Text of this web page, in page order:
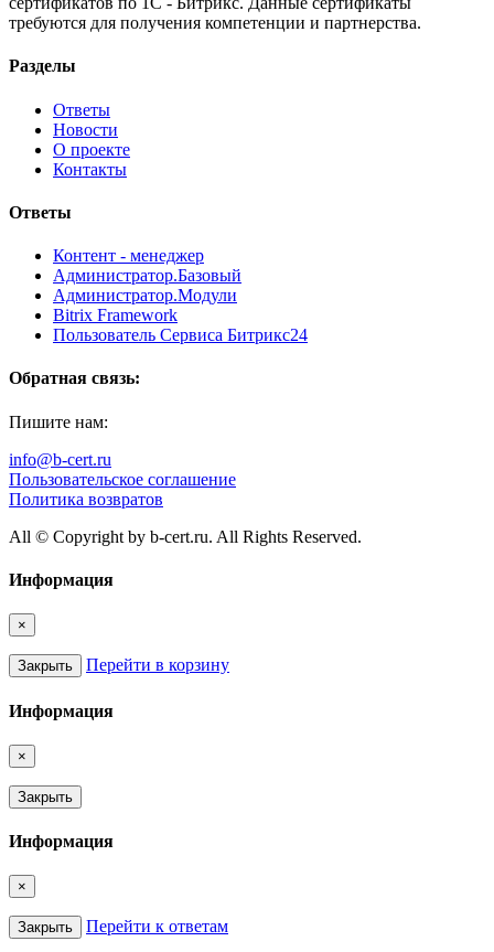
требуются для получения компетенции и партнерства.
Разделы
Ответы
Новости
О проекте
Контакты
Ответы
Контент - менеджер
Администратор.Базовый
Администратор.Модули
Bitrix Framework
Пользователь Сервиса Битрикс24
Обратная связь:
Пишите нам:
info@b-cert.ru
Пользовательское соглашение
Политика возвратов
All © Copyright by b-cert.ru. All Rights Reserved.
Информация
×
Закрыть Перейти в корзину
Информация
×
Закрыть
Информация
×
Закрыть Перейти к ответам